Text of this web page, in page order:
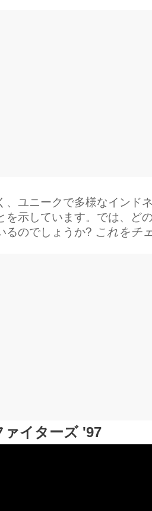
、ユニークで多様なインド
を示しています。では、ど
るのでしょうか? これをチ
ァイターズ '97